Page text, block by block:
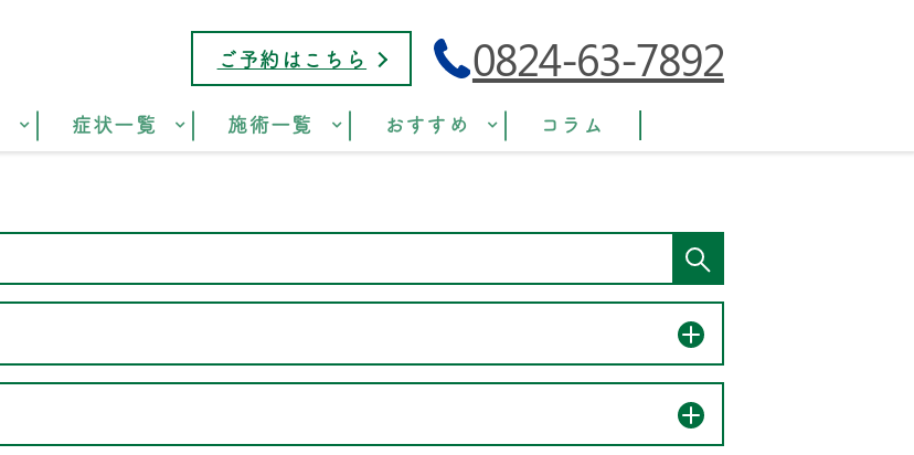
ご予約はこちら 0824-63-7892
症状一覧 施術一覧 おすすめ コラム